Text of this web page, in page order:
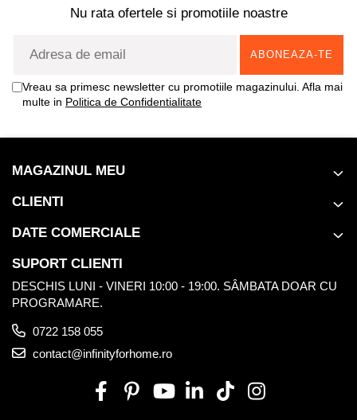
Nu rata ofertele si promotiile noastre
Vreau sa primesc newsletter cu promotiile magazinului. Afla mai
multe in Politica de Confidentialitate
MAGAZINUL MEU
CLIENTI
DATE COMERCIALE
SUPORT CLIENTI
DESCHIS LUNI - VINERI 10:00 - 19:00. SÂMBATA DOAR CU
PROGRAMARE.
0722 158 055
contact@infinityforhome.ro